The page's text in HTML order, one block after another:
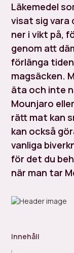
Läkemedel
visat sig
ner i vikt på,
genom att
förlänga
magsäcken.
äta och inte
Mounjaro
rätt mat kan
kan också
vanliga
för det du
när man tar
Innehåll